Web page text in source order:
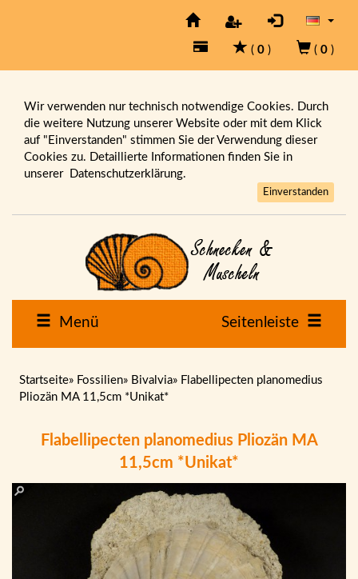
( 0 ) ( 0 )
Wir verwenden nur technisch notwendige Cookies. Durch
die weitere Nutzung unserer Website oder mit dem Klick
auf "Einverstanden" stimmen Sie der Verwendung dieser
Cookies zu. Detaillierte Informationen finden Sie in
unserer Datenschutzerklärung.
Einverstanden
Menü Seitenleiste
Startseite» Fossilien» Bivalvia» Flabellipecten planomedius
Pliozän MA 11,5cm *Unikat*
Flabellipecten planomedius Pliozän MA
11,5cm *Unikat*